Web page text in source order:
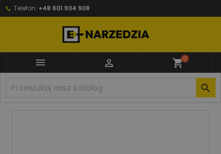
Telefon: +48 601 904 908
  shopping_cart0
